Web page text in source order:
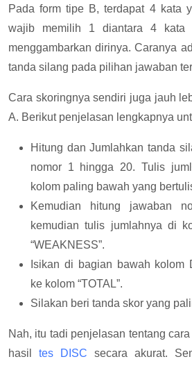
Pada form tipe B, terdapat 4 kata
wajib memilih 1 diantara 4 kata
menggambarkan dirinya. Caranya
tanda silang pada pilihan jawaban
Cara skoringnya sendiri juga jauh
A. Berikut penjelasan lengkapnya
Hitung dan Jumlahkan tanda
nomor 1 hingga 20. Tulis
kolom paling bawah yang
Kemudian hitung jawaban
kemudian tulis jumlahnya di
“WEAKNESS”.
Isikan di bagian bawah kolom
ke kolom “TOTAL”.
Silakan beri tanda skor yang
Nah, itu tadi penjelasan tentang
hasil tes DISC secara akurat.